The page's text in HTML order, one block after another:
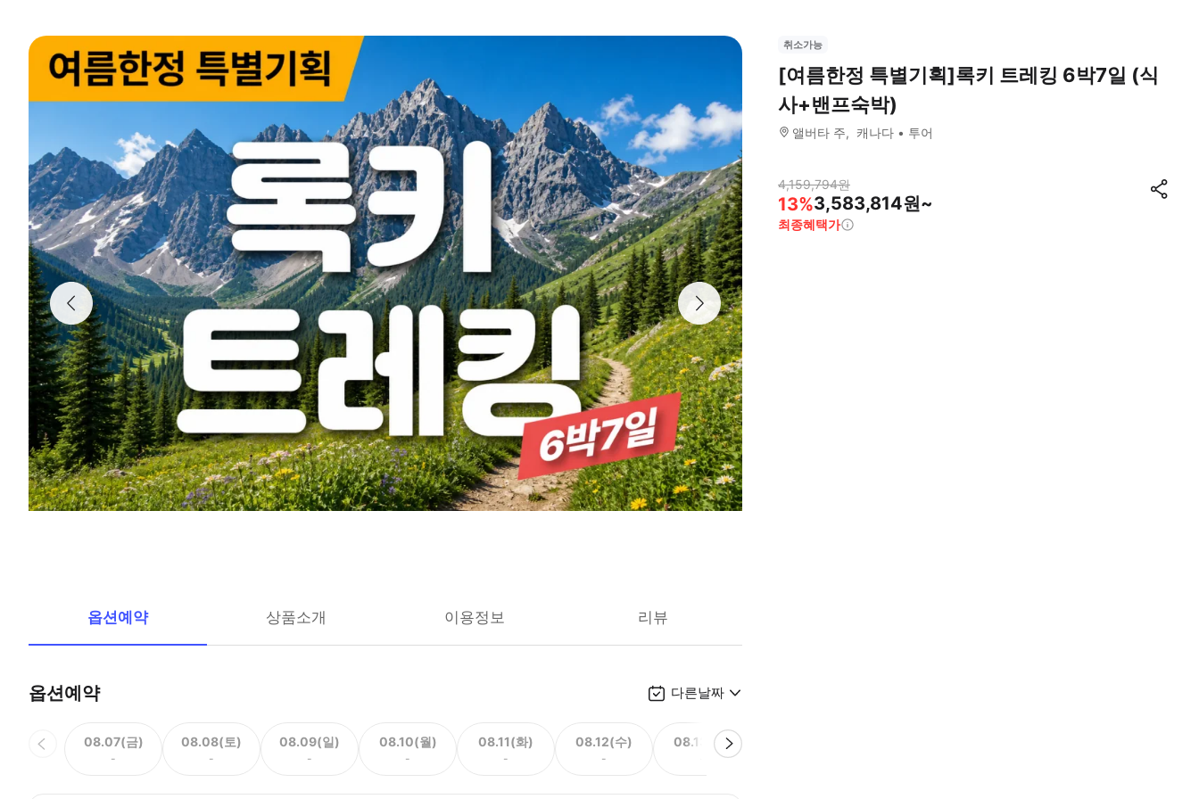
옵션예약 상품소개 이용정보 리뷰
옵션예약 다른날짜
08.07(금)
-
08.08(토)
-
08.09(일)
-
08.10(월)
-
08.11(화)
-
08.12(수)
-
08.13(목)
취소가능
[여름한정 특별기획]록키 트레킹 6박7일 (식
사+밴프숙박)
앨버타 주 캐나다 투어
4,159,794원
13%3,583,814원~
최종혜택가